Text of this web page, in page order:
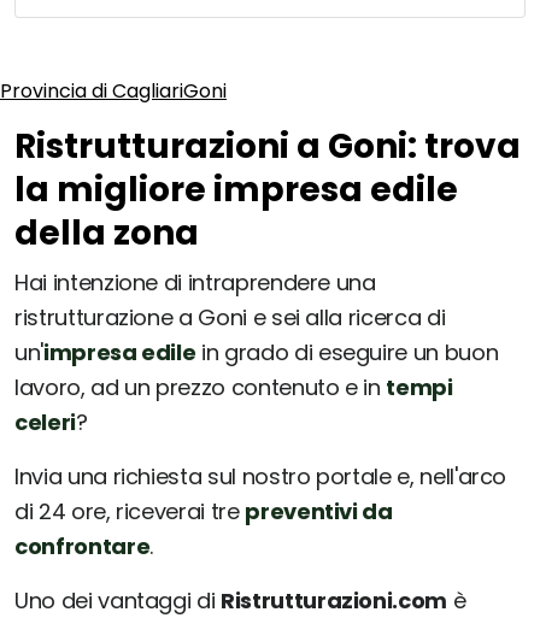
Provincia di CagliariGoni
Ristrutturazioni a Goni: trova
la migliore impresa edile
della zona
Hai intenzione di intraprendere una
ristrutturazione a Goni e sei alla ricerca di
un'impresa edile in grado di eseguire un buon
lavoro, ad un prezzo contenuto e in tempi
celeri?
Invia una richiesta sul nostro portale e, nell'arco
di 24 ore, riceverai tre preventivi da
confrontare.
Uno dei vantaggi di Ristrutturazioni.com è